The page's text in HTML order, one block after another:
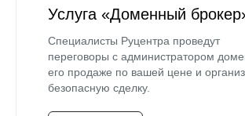
Услуга «Доменный
Специалисты Руцентра проведут
переговоры с администратором
его продаже по вашей цене и
безопасную сделку.